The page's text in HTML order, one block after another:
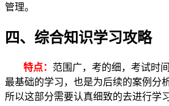
管理。
四、综合知识学习攻略
特点： 范围广，考的细，考试时
最基础的学习，也是为后续的案例分
所以这部分需要认真细致的去进行学